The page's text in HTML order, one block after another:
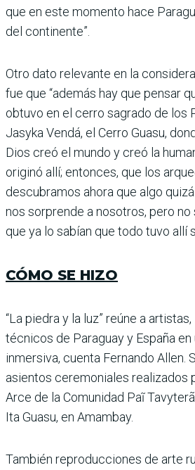
que en este momento hace
del continente”.
Otro dato relevante en la
fue que “además hay que pensar
obtuvo en el cerro sagrado de los
Jasyka Vendá, el Cerro Guasu,
Dios creó el mundo y creó la
originó allí; entonces, que los
descubramos ahora que algo
nos sorprende a nosotros, pero no
que ya lo sabían que todo tuvo allí
CÓMO SE HIZO
“La piedra y la luz” reúne a
técnicos de Paraguay y España
inmersiva, cuenta Fernando Allen.
asien­tos ceremoniales realizados
Arce de la Comunidad Paĩ
Ita Guasu, en Amambay.
También reproducciones de arte